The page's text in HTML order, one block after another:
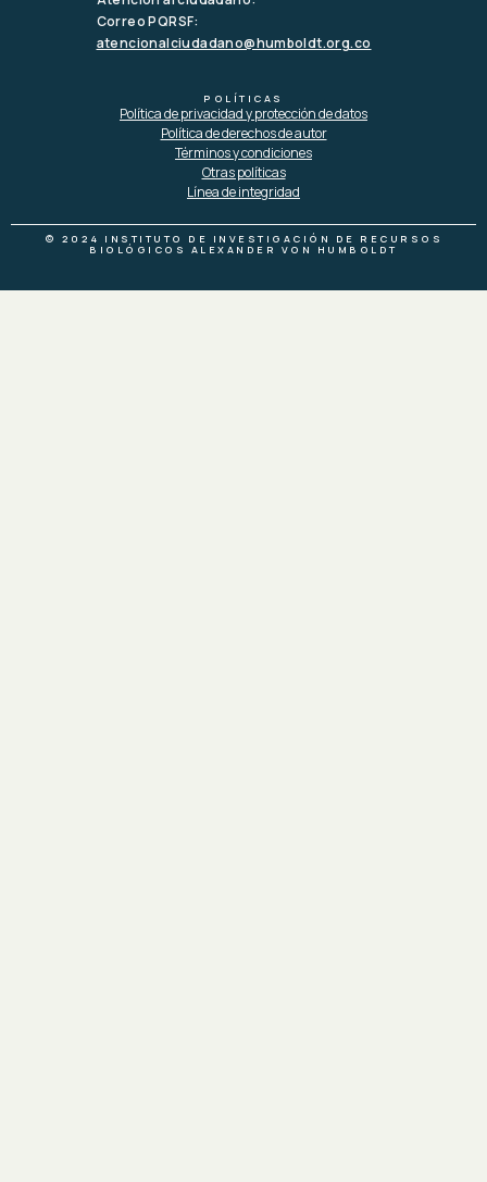
Correo PQRSF:
atencionalciudadano@humboldt.org.co
POLÍTICAS
Política de privacidad y protección de datos
Política de derechos de autor
Términos y condiciones
Otras políticas
Línea de integridad
© 2024 INSTITUTO DE INVESTIGACIÓN DE RECURSOS
BIOLÓGICOS ALEXANDER VON HUMBOLDT